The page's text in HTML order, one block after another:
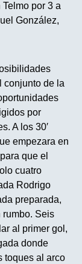
por 3 a
González,
conjunto de la
por
A los 30′
empezara en
que el
cuatro
Rodrigo
preparada,
Seis
al primer gol,
donde
toques al arco